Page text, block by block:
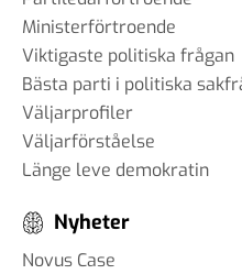
Ministerförtroende
Viktigaste politiska frågan
Bästa parti i politiska
Väljarprofiler
Väljarförståelse
Länge leve demokratin
Nyheter
Novus Case